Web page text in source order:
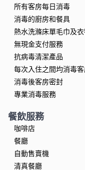
所有客房每日消毒
消毒的廚房和餐具
熱水洗滌床單毛巾及
無現金支付服務
抗病毒清潔產品
每次入住之間均消毒
消毒後客房密封
專業消毒服務
餐飲服務
咖啡店
餐廳
自動售賣機
清真餐廳